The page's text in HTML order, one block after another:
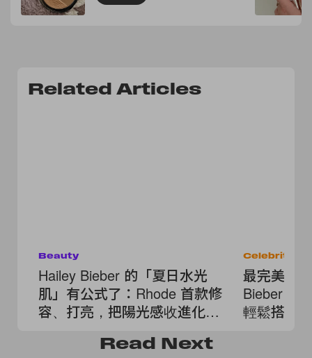
Related Articles
Beauty
Hailey Bieber 的「夏日水光
肌」有公式了：Rhode 首款修
容、打亮，把陽光感收進化妝
Celebrities
最完美的
Bieber 首
輕鬆搭出
Read Next